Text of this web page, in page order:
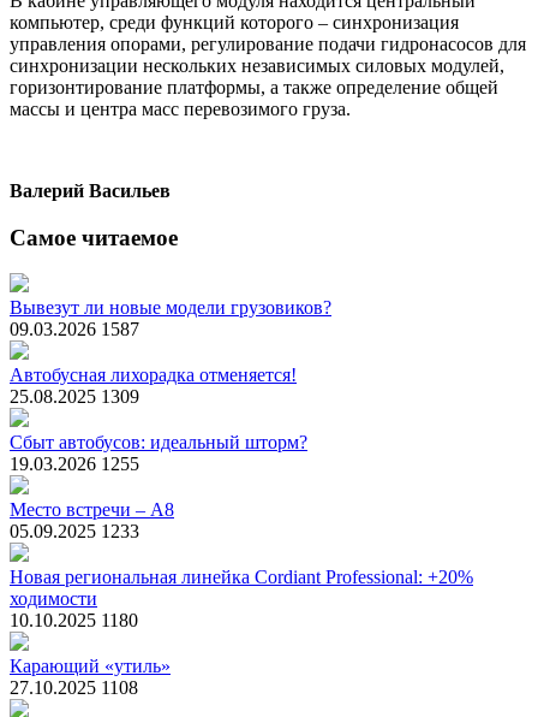
компьютер, среди функций которого – синхронизация
управления опорами, регулирование подачи гидронасосов для
синхронизации нескольких независимых силовых модулей,
горизонтирование платформы, а также определение общей
массы и цент­ра масс перевозимого груза.
Валерий Васильев
Самое читаемое
Вывезут ли новые модели грузовиков?
09.03.2026 1587
Автобусная лихорадка отменяется!
25.08.2025 1309
Сбыт автобусов: идеальный шторм?
19.03.2026 1255
Место встречи – А8
05.09.2025 1233
Новая региональная линейка Cordiant Professional: +20%
ходимости
10.10.2025 1180
Карающий «утиль»
27.10.2025 1108